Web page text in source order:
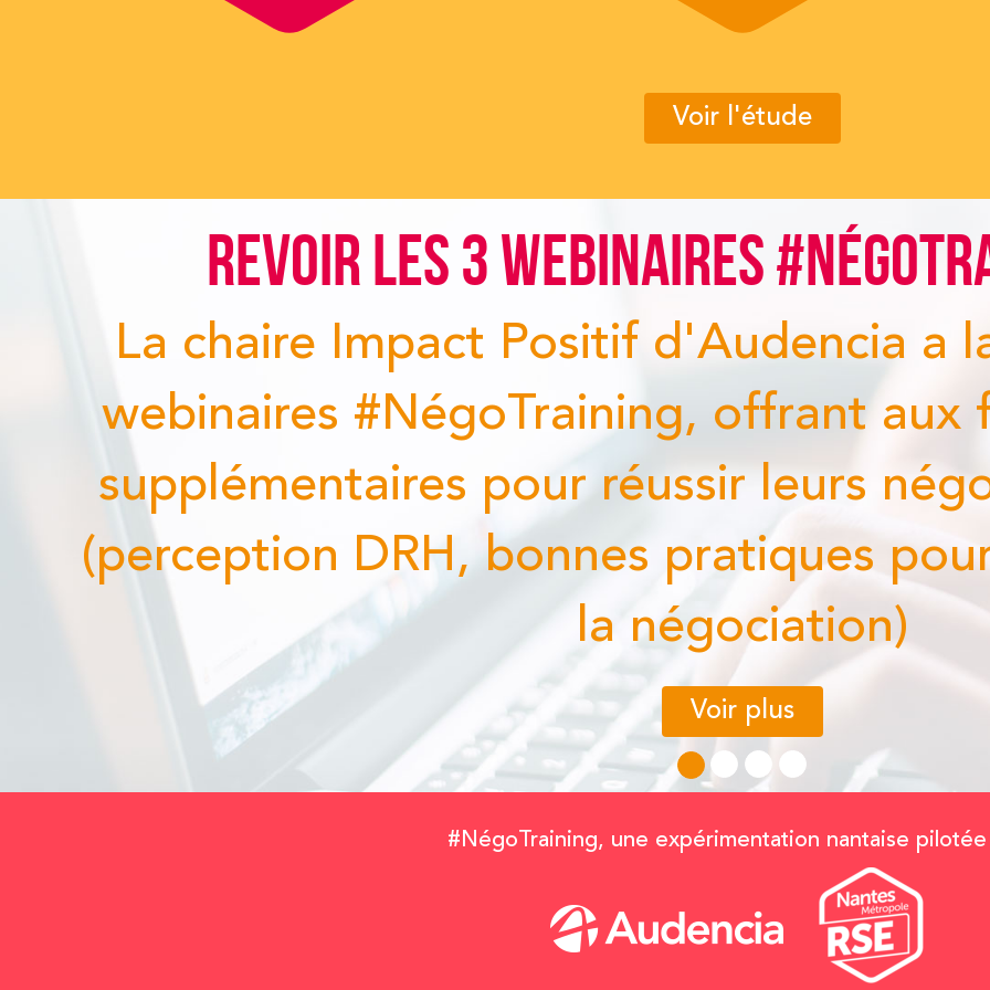
Voir l'étude
REVOIR LES 3 WEBINAIRES
La chaire Impact Positif d'Audencia a
webinaires #NégoTraining, offrant aux
pour réussir leurs
DRH, bonnes pratiques pour
la négociation)
Voir plus
#NégoTraining, une expérimentation nantaise pilotée